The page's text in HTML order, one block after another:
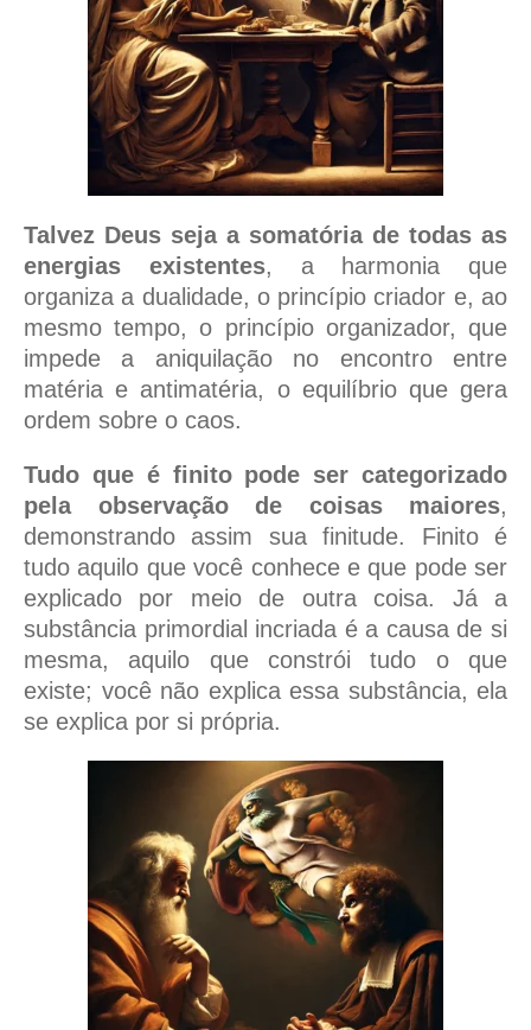
Talvez Deus seja a somatória de todas as
energias existentes, a harmonia que
organiza a dualidade, o princípio criador e, ao
mesmo tempo, o princípio organizador, que
impede a aniquilação no encontro entre
matéria e antimatéria, o equilíbrio que gera
ordem sobre o caos.
Tudo que é finito pode ser categorizado
pela observação de coisas maiores,
demonstrando assim sua finitude. Finito é
tudo aquilo que você conhece e que pode ser
explicado por meio de outra coisa. Já a
substância primordial incriada é a causa de si
mesma, aquilo que constrói tudo o que
existe; você não explica essa substância, ela
se explica por si própria.